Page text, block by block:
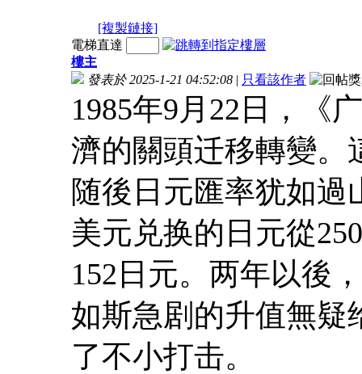
[複製鏈接]
電梯直達
樓主
發表於 2025-1-21 04:52:08 | 只看該作者
1985年9月22日，《
濟的關頭迁移轉變。
随後日元匯率犹如過
美元兑换的日元從
152日元。两年以後
如斯急剧的升值無疑
了不小打击。